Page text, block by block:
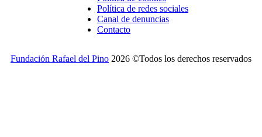
Política de redes sociales
Canal de denuncias
Contacto
Fundación Rafael del Pino 2026 ©Todos los derechos reservados